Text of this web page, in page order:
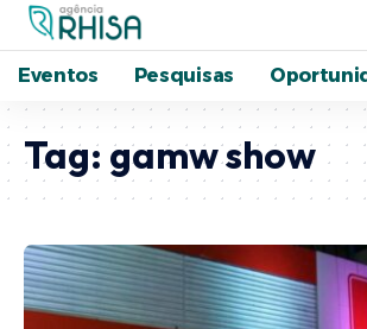
Eventos Pesquisas
Tag: gamw show